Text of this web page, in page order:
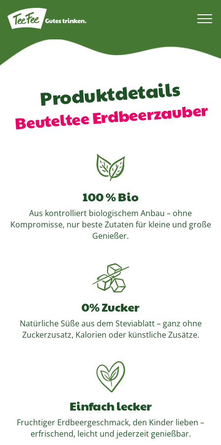
Produktdetails
Beuteltee Erdbeerzauber
100 % Bio
Aus kontrolliert biologischem Anbau – ohne
Kompromisse, nur beste Zutaten für kleine und große
Genießer.
0% Zucker
Natürliche Süße aus dem Steviablatt – ganz ohne
Zuckerzusatz, Kalorien oder künstliche Zusätze.
Einfach lecker
Fruchtiger Erdbeergeschmack, den Kinder lieben –
erfrischend, leicht und jederzeit genießbar.